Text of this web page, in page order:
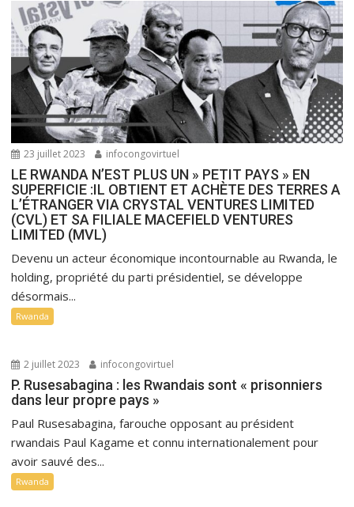
23 juillet 2023 infocongovirtuel
LE RWANDA N’EST PLUS UN » PETIT PAYS » EN
SUPERFICIE :IL OBTIENT ET ACHÈTE DES TERRES A
L’ÉTRANGER VIA CRYSTAL VENTURES LIMITED
(CVL) ET SA FILIALE MACEFIELD VENTURES
LIMITED (MVL)
Devenu un acteur économique incontournable au Rwanda, le
holding, propriété du parti présidentiel, se développe
désormais...
Rwanda
2 juillet 2023 infocongovirtuel
P. Rusesabagina : les Rwandais sont « prisonniers
dans leur propre pays »
Paul Rusesabagina, farouche opposant au président
rwandais Paul Kagame et connu internationalement pour
avoir sauvé des...
Rwanda